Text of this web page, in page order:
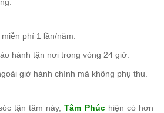
phí 1 lần/năm.
hành tận nơi trong vòng 24 giờ.
giờ hành chính mà không phụ thu.
tận tâm này,Tâm Phúchiện có hơn